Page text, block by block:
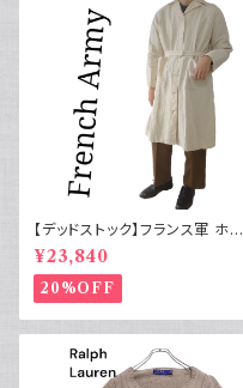
【デッドストック】フランス軍 ホス
ピタルコート リネンコート シン
グルタイプ
¥23,840
20%OFF